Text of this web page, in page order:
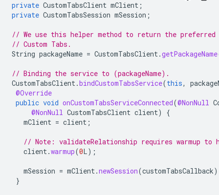
private CustomTabsClient mClient ;
private CustomTabsSession mSession ;
// We use this helper method to return the preferred
// Custom Tabs.
String packageName = CustomTabsClient.getPackageName
// Binding the service to (packageName).
CustomTabsClient.bindCustomTabsService(this,
@Override
public void onCustomTabsServiceConnected(@NonNull
@NonNull CustomTabsClient client)
{
mClient = client ;
// Note: validateRelationship requires warmup to
client.warmup(0L);
mSession = mClient.newSession(customTabsCallback
}